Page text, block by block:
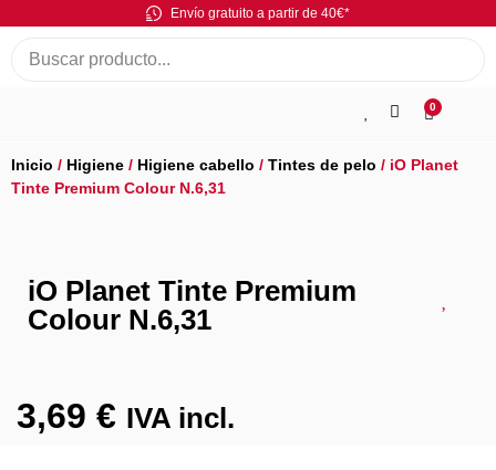
Envío gratuito a partir de 40€*
0
Inicio / Higiene / Higiene cabello / Tintes de pelo / iO Planet
Tinte Premium Colour N.6,31
iO Planet Tinte Premium
Colour N.6,31
3,69 € IVA incl.